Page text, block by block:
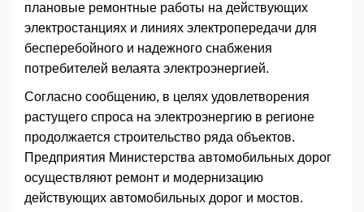
плановые ремонтные работы на действующих
электростанциях и линиях электропередачи для
бесперебойного и надежного снабжения
потребителей велаята электроэнергией.
Согласно сообщению, в целях удовлетворения
растущего спроса на электроэнергию в регионе
продолжается строительство ряда объектов.
Предприятия Министерства автомобильных дорог
осуществляют ремонт и модернизацию
действующих автомобильных дорог и мостов.